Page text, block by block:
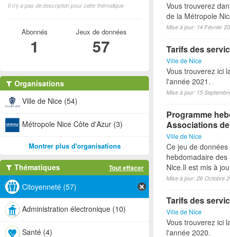
Vous trouverez
de la Métropole
Mise à jour: 14 Février
Tarifs des
Ville de Nice
Vous trouverez ici
l'année 2021.
Mise à jour: 15
Programme
Associations
Ville de Nice
Ce jeu de
hebdomadaire
Nice.Il est mis à
Mise à jour: 26 Octobre
Tarifs des
Ville de Nice
Vous trouverez ici
l'année 2020.
Il n'y a pas de description pour cette thématique
Abonnés
1
Jeux de données
57
Organisations
Ville de Nice (54)
Métropole Nice Côte d'Azur (3)
Montrer plus d'organisations
Thématiques Tout effacer
Citoyenneté (57)
Administration électronique (10)
Santé (4)